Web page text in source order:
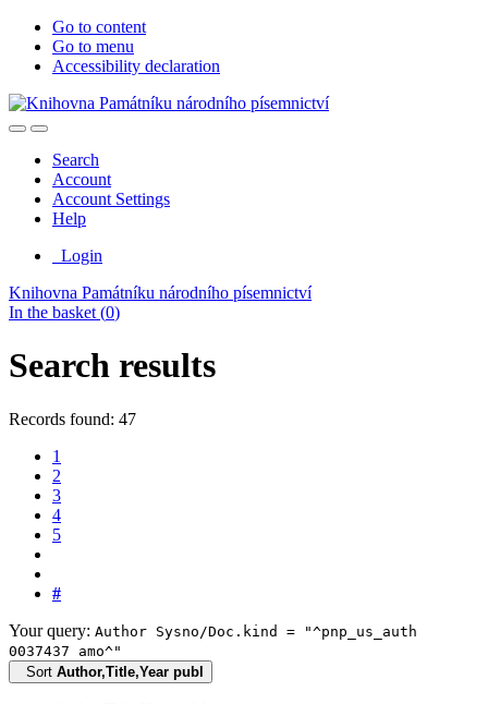
Go to content
Go to menu
Accessibility declaration
Search
Account
Account Settings
Help
Login
Knihovna Památníku národního písemnictví
In the basket (0)
Search results
Records found: 47
1
2
3
4
5
#
Your query: Author Sysno/Doc.kind = "^pnp_us_auth
0037437 amo^"
Sort Author,Title,Year publ